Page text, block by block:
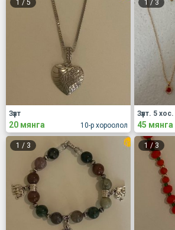
1 / 5
10-р хороолол
Зүүлт
20 мянга
1 / 3
Зүүлт. 5 хос.
45 мянга
1 / 3 1 /3